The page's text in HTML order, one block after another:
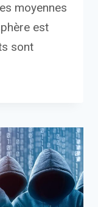
moyennes
est
sont